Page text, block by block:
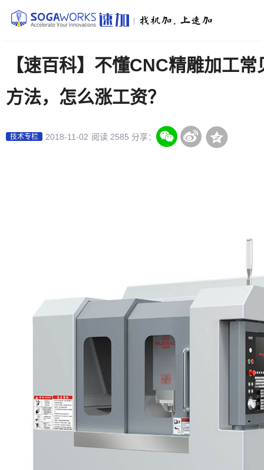
【速百科】不懂CNC精雕加工
方法，怎么涨工资？
技术专栏 2018-11-02 阅读 2585 分享：